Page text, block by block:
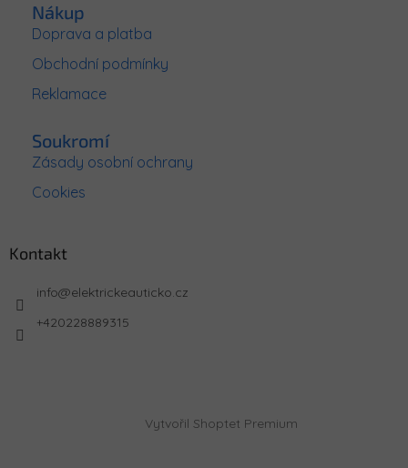
Nákup
Doprava a platba
Obchodní podmínky
Reklamace
Soukromí
Zásady osobní ochrany
Cookies
Kontakt
info@elektrickeauticko.cz
+420228889315
Vytvořil Shoptet Premium